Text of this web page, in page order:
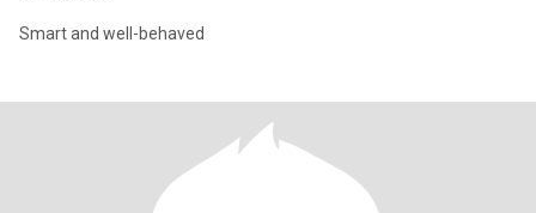
Smart and well-behaved